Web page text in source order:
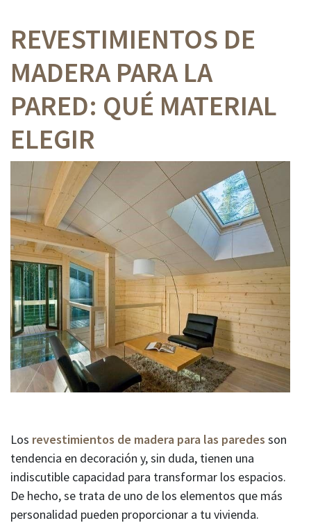
REVESTIMIENTOS DE
MADERA PARA LA
PARED: QUÉ MATERIAL
ELEGIR
Los revestimientos de madera para las paredes son
tendencia en decoración y, sin duda, tienen una
indiscutible capacidad para transformar los espacios.
De hecho, se trata de uno de los elementos que más
personalidad pueden proporcionar a tu vivienda.